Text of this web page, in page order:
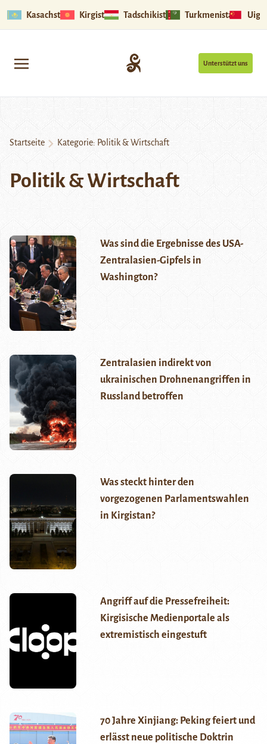
Kasachstan Kirgistan Tadschikistan Turkmenistan
Unterstützt uns
Startseite Kategorie: Politik & Wirtschaft
Politik & Wirtschaft
Was sind die Ergebnisse des USA-
Zentralasien-Gipfels in
Washington?
Zentralasien indirekt von
ukrainischen Drohnenangriffen in
Russland betroffen
Was steckt hinter den
vorgezogenen Parlamentswahlen
in Kirgistan?
Angriff auf die Pressefreiheit:
Kirgisische Medienportale als
extremistisch eingestuft
70 Jahre Xinjiang: Peking feiert und
erlässt neue politische Doktrin